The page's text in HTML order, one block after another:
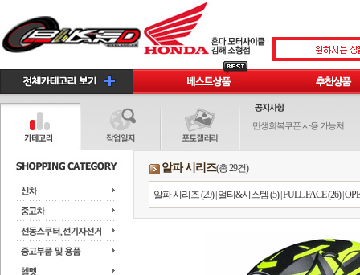
민생회복쿠폰 사용 가능처
알파 시리즈(총 29건)
알파 시리즈 (29)| 멀티&시스템 (5)| FULL FACE (26)|